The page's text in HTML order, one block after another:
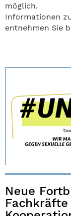
möglich.
Informationen
entnehmen Sie
Neue
Fachkräfte